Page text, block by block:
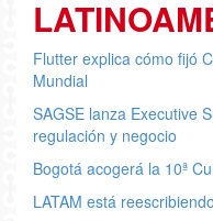
Flutter explica cómo fijó
Mundial
SAGSE lanza Executive
regulación y negocio
Bogotá acogerá la 10ª
LATAM está